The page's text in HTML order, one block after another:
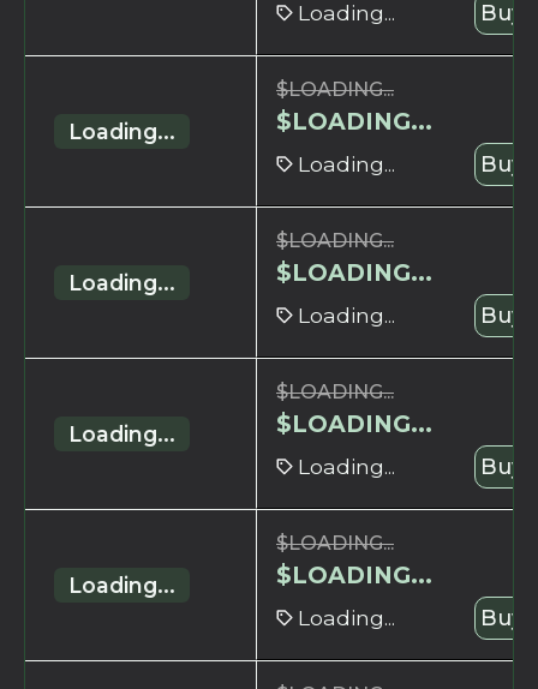
Loading... Buy
Loading...
$LOADING...
$LOADING...
Loading... Buy
Loading...
$LOADING...
$LOADING...
Loading... Buy
Loading...
$LOADING...
$LOADING...
Loading... Buy
Loading...
$LOADING...
$LOADING...
Loading... Buy